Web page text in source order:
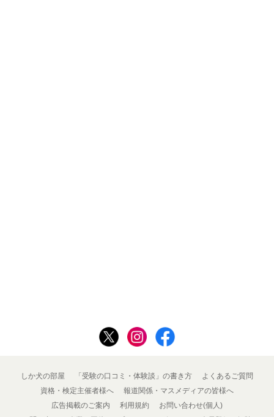
しか犬の部屋 「受験の口コミ・体験談」の書き方
よくあるご質問
資格・検定主催者様へ
報道関係・マスメディアの皆様へ
広告掲載のご案内
利用規約
お問い合わせ(個人)